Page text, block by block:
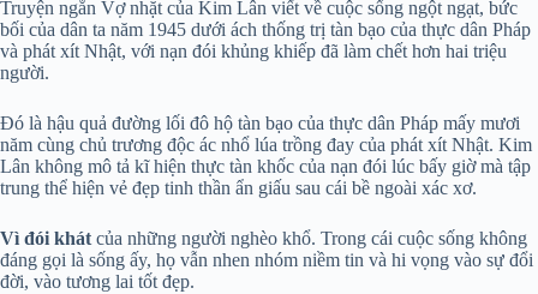
Truyện ngắn Vợ nhặt của Kim Lân viết về cuộc sống ngột ngạt, bức
bối của dân ta năm 1945 dưới ách thống trị tàn bạo của thực dân Pháp
và phát xít Nhật, với nạn đói khủng khiếp đã làm chết hơn hai triệu
người.
Đó là hậu quả đường lối đô hộ tàn bạo của thực dân Pháp mấy mươi
năm cùng chủ trương độc ác nhổ lúa trồng đay của phát xít Nhật. Kim
Lân không mô tả kĩ hiện thực tàn khốc của nạn đói lúc bấy giờ mà tập
trung thể hiện vẻ đẹp tinh thần ẩn giấu sau cái bề ngoài xác xơ.
Vì đói khát của những người nghèo khổ. Trong cái cuộc sống không
đáng gọi là sống ấy, họ vẫn nhen nhóm niềm tin và hi vọng vào sự đổi
đời, vào tương lai tốt đẹp.